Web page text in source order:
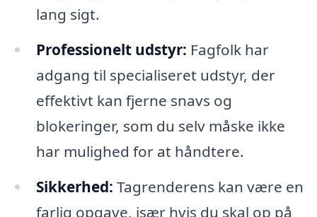
lang sigt.
Professionelt udstyr: Fagfolk har
adgang til specialiseret udstyr, der
effektivt kan fjerne snavs og
blokeringer, som du selv måske ikke
har mulighed for at håndtere.
Sikkerhed: Tagrenderens kan være en
farlig opgave, især hvis du skal op på